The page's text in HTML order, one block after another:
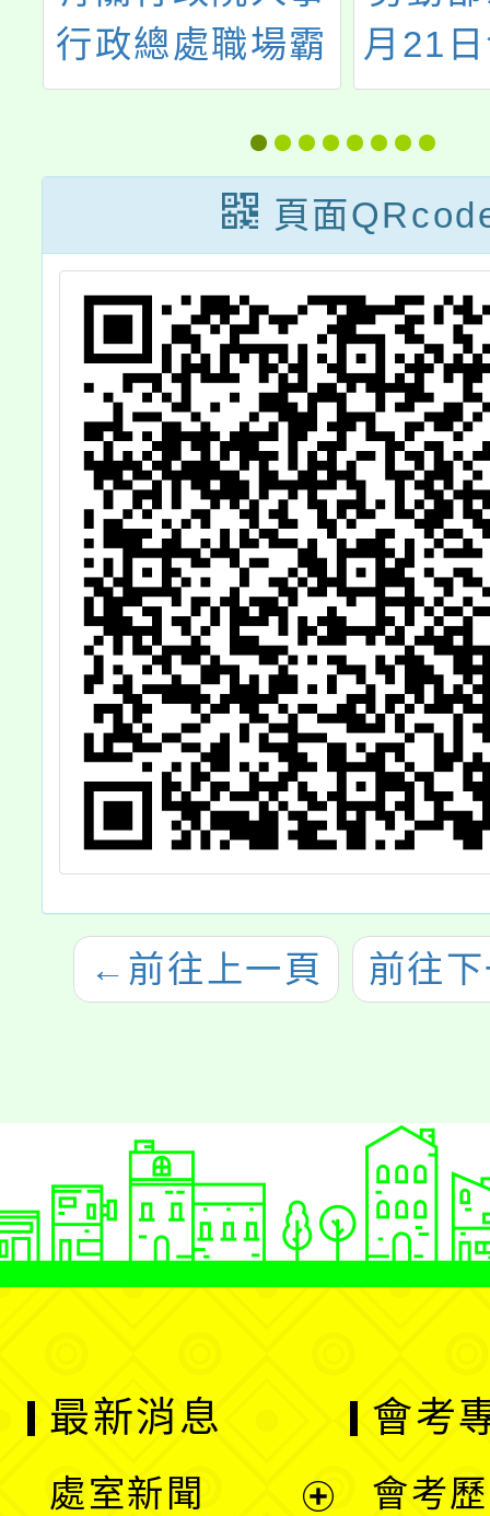
行政總處職場霸
凌案件通報平臺
已於113年12月
13日上線
月21
布「
薪實
2條
頁面
← 前往上一頁 前往
最新消息
處室新聞
會考
會考